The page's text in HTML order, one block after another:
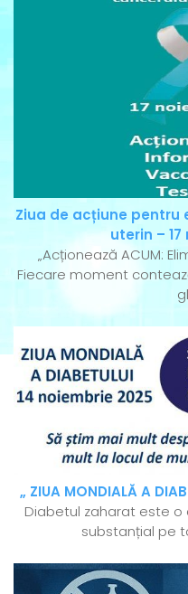
Ziua de acțiune pentru
uterin –
„Acționează ACUM:
Fiecare moment
„ ZIUA MONDIALĂ A
Diabetul zaharat este
substanțial pe